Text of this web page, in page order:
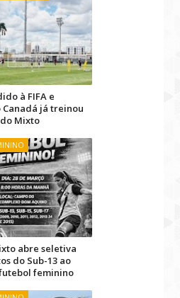
à FIFA e
Canadá já treinou
Mixto
abre seletiva
do Sub-13 ao
feminino